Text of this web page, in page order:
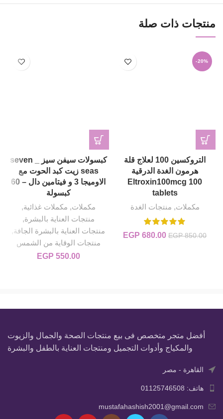
منتجات ذات صلة
-20%
التروكسين 100 لعلاج قلة
هرمون الغدة الدرقية
Eltroxin100mcg 100
tablets
مكملات, منتجات الغدة
EGP850.00 السعر الأصلي هو: EGP 850.00.
EGP 680.00 السعر الحالي هو: EGP 680.00.
كبسولات سيفن سيز _ seven
seas زيت كبد الحوت مع
الاوميجا 3 و فيتامين دال – 60
كبسولة
مكملات, مكملات غذائية,
منتجات العناية بالبشرة,
منتجات العناية بالبشرة الجافة,
منتجات الوقاية من الشمس
EGP 550.00
أفضل متجر متخصص فى بيع منتجات الصحة والجمال والزيوت
والمكياج وأدوات التجميل ومنتجات العناية بالطفل والبشرة
القاهرة - مصر
هاتف: 01125746508
mustafahashish2001@gmail.com